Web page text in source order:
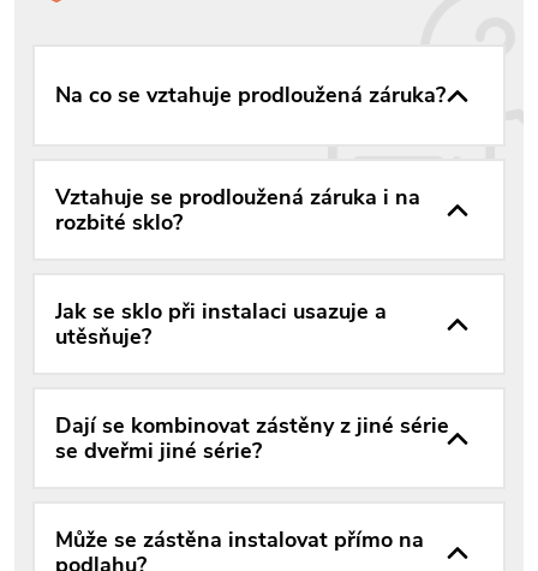
Na co se vztahuje prodloužená záruka?
Vztahuje se prodloužená záruka i na
rozbité sklo?
Jak se sklo při instalaci usazuje a
utěsňuje?
Dají se kombinovat zástěny z jiné série
se dveřmi jiné série?
Může se zástěna instalovat přímo na
podlahu?